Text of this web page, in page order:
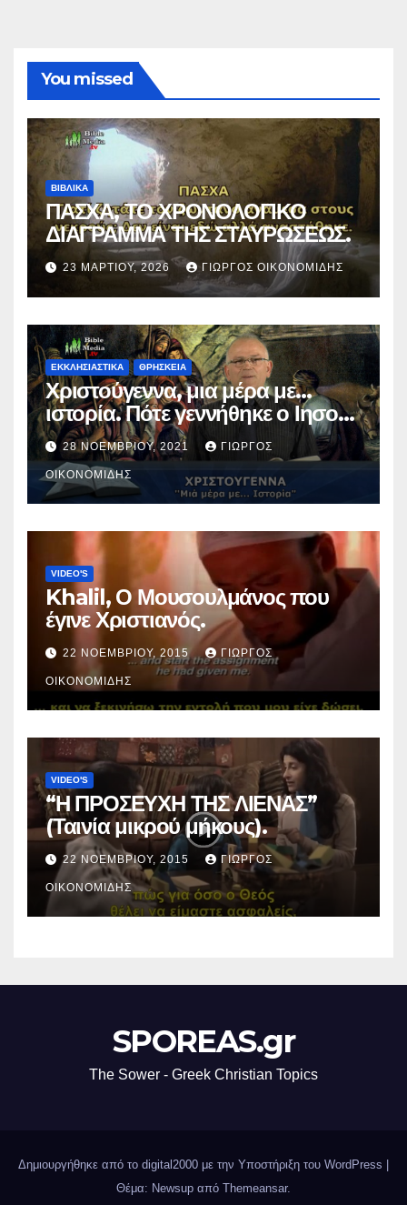
You missed
ΒΙΒΛΙΚΑ
ΠΑΣΧΑ, ΤΟ ΧΡΟΝΟΛΟΓΙΚΟ
ΔΙΑΓΡΑΜΜΑ ΤΗΣ ΣΤΑΥΡΩΣΕΩΣ.
23 ΜΑΡΤΊΟΥ, 2026 ΓΙΏΡΓΟΣ ΟΙΚΟΝΟΜΊΔΗΣ
ΕΚΚΛΗΣΙΑΣΤΙΚΑ ΘΡΗΣΚΕΙΑ
Χριστούγεννα, μια μέρα με…
ιστορία. Πότε γεννήθηκε ο Ιησούς
Χριστός; (Βίντεο).
28 ΝΟΕΜΒΡΊΟΥ, 2021 ΓΙΏΡΓΟΣ
ΟΙΚΟΝΟΜΊΔΗΣ
VIDEO'S
Khalil, Ο Μουσουλμάνος που
έγινε Χριστιανός.
22 ΝΟΕΜΒΡΊΟΥ, 2015 ΓΙΏΡΓΟΣ
ΟΙΚΟΝΟΜΊΔΗΣ
VIDEO'S
“Η ΠΡΟΣΕΥΧΗ ΤΗΣ ΛΙΕΝΑΣ”
(Ταινία μικρού μήκους).
22 ΝΟΕΜΒΡΊΟΥ, 2015 ΓΙΏΡΓΟΣ
ΟΙΚΟΝΟΜΊΔΗΣ
SPOREAS.gr
The Sower - Greek Christian Topics
Δημιουργήθηκε από το digital2000 με την Υποστήριξη του WordPress
Θέμα: Newsup από Themeansar.